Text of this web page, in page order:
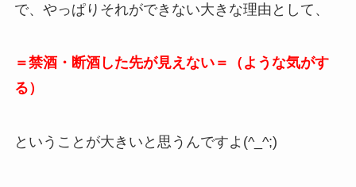
で、やっぱりそれができない大きな理由として、
＝禁酒・断酒した先が見えない＝（ような気がす
る）
ということが大きいと思うんですよ(^_^;)